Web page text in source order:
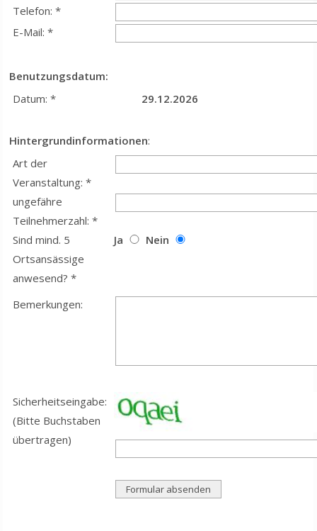
Telefon: *
E-Mail: *
Benutzungsdatum:
Datum: *
29.12.2026
Hintergrundinformationen:
Art der
Veranstaltung: *
ungefähre
Teilnehmerzahl: *
Sind mind. 5
Ortsansässige
anwesend? *
Ja Nein
Bemerkungen:
Sicherheitseingabe:
(Bitte Buchstaben
übertragen)